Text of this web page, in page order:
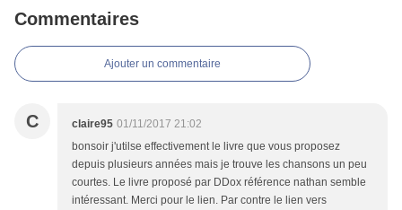
Commentaires
Ajouter un commentaire
C claire95 01/11/2017 21:02
bonsoir j'utilse effectivement le livre que vous proposez
depuis plusieurs années mais je trouve les chansons un peu
courtes. Le livre proposé par DDox référence nathan semble
intéressant. Merci pour le lien. Par contre le lien vers